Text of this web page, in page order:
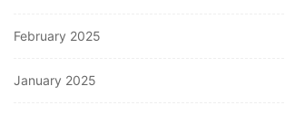
February 2025
January 2025